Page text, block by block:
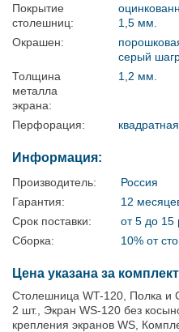
Покрытие
столешниц:
1,5 мм.
Окрашен:
серый
Толщина
металла
экрана:
1,2 мм.
Перфорация:
Информация:
Производитель:
Россия
Гарантия:
12
Срок поставки:
от 5 до 15
Сборка:
10% от
Цена указана за
Столешница WT-120, Полка и
2 шт., Экран WS-120 без
крепления экранов WS,